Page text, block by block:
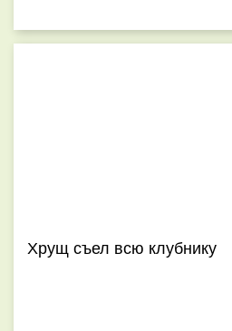
Хрущ съел всю клубнику